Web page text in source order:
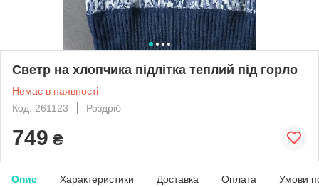
Светр на хлопчика підлітка теплий під горло
Немає в наявності
Код: 261123
Роздріб
749 ₴
Опис Характеристики Доставка Оплата Умови